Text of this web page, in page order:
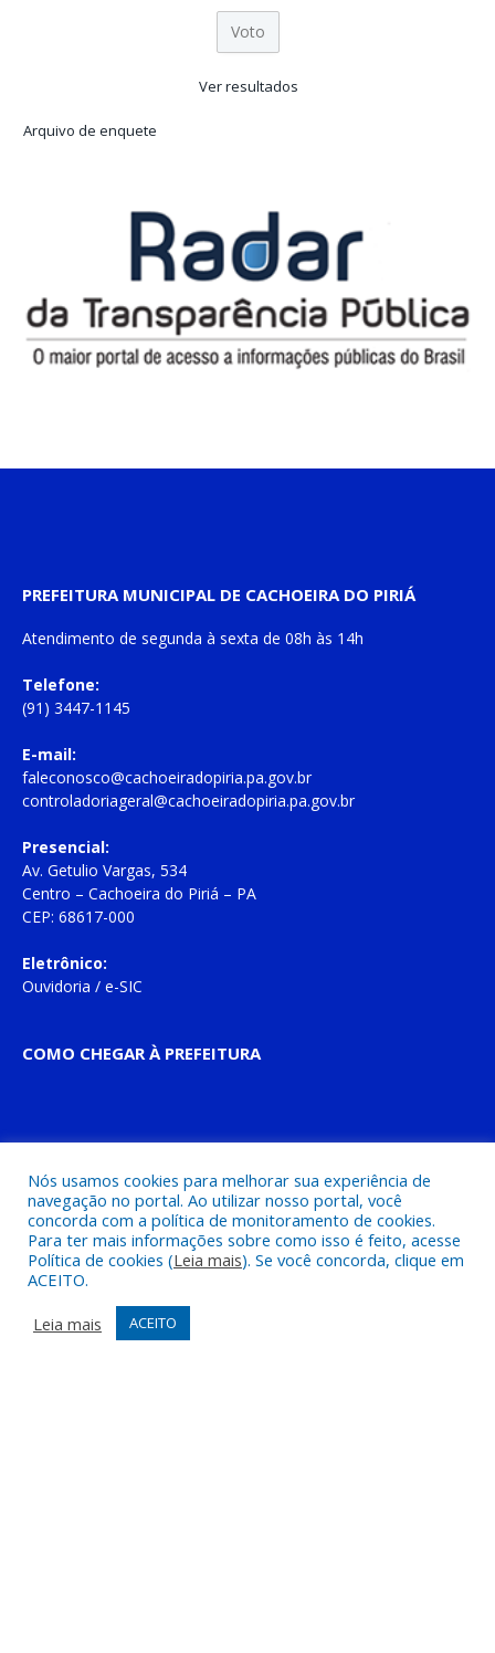
Ver resultados
Arquivo de enquete
PREFEITURA MUNICIPAL DE CACHOEIRA DO PIRIÁ
Atendimento de segunda à sexta de 08h às 14h
Telefone:
(91) 3447-1145
E-mail:
faleconosco@cachoeiradopiria.pa.gov.br
controladoriageral@cachoeiradopiria.pa.gov.br
Presencial:
Av. Getulio Vargas, 534
Centro – Cachoeira do Piriá – PA
CEP: 68617-000
Eletrônico:
Ouvidoria / e-SIC
COMO CHEGAR À PREFEITURA
Nós usamos cookies para melhorar sua experiência de
navegação no portal. Ao utilizar nosso portal, você
concorda com a política de monitoramento de cookies.
Para ter mais informações sobre como isso é feito, acesse
Política de cookies (Leia mais). Se você concorda, clique em
ACEITO.
Leia mais
ACEITO